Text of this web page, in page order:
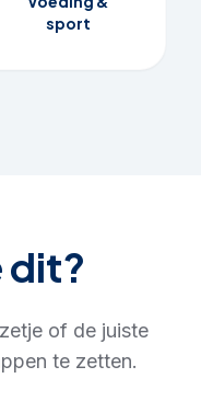
sport
dit?
of de juiste
te zetten.